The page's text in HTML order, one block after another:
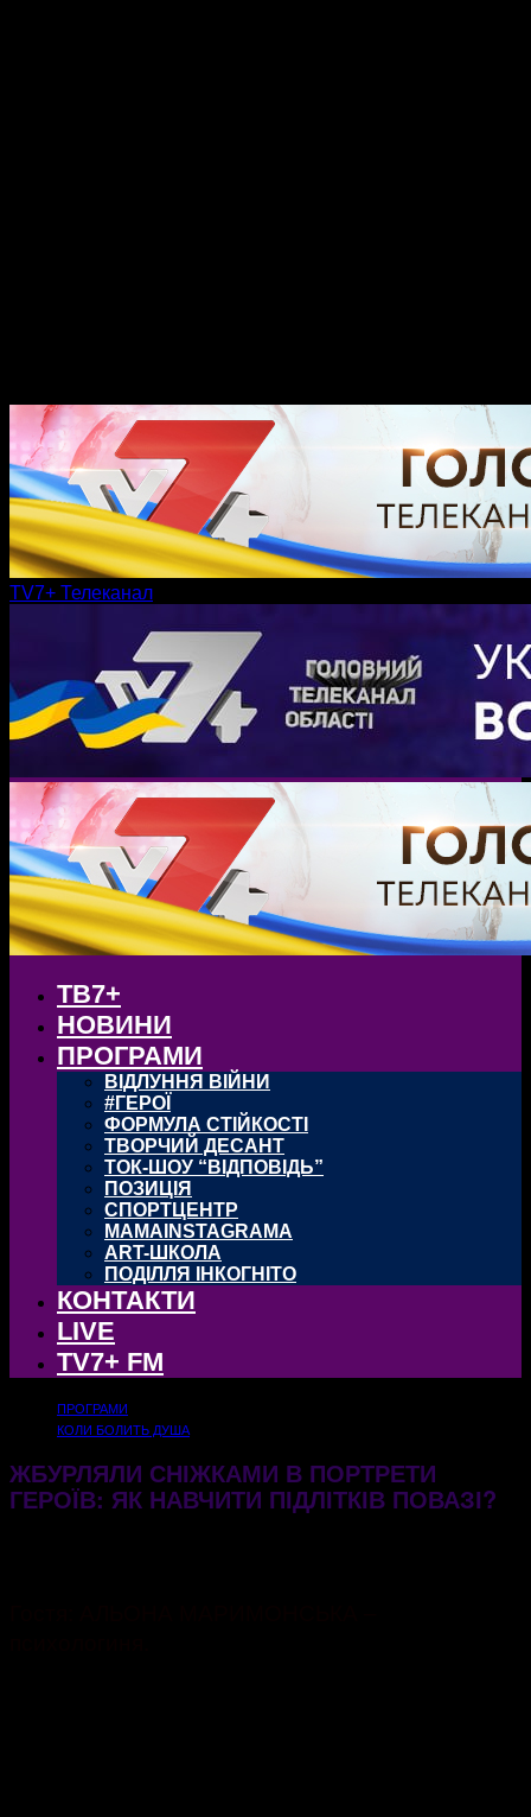
TV7+ Телеканал
ТВ7+
НОВИНИ
ПРОГРАМИ
ВІДЛУННЯ ВІЙНИ
#ГЕРОЇ
ФОРМУЛА СТІЙКОСТІ
ТВОРЧИЙ ДЕСАНТ
ТОК-ШОУ “ВІДПОВІДЬ”
ПОЗИЦІЯ
СПОРТЦЕНТР
MAMAINSTAGRAMA
ART-ШКОЛА
ПОДІЛЛЯ ІНКОГНІТО
КОНТАКТИ
LIVE
TV7+ FM
ПРОГРАМИ
КОЛИ БОЛИТЬ ДУША
ЖБУРЛЯЛИ СНІЖКАМИ В ПОРТРЕТИ
ГЕРОЇВ: ЯК НАВЧИТИ ПІДЛІТКІВ ПОВАЗІ?